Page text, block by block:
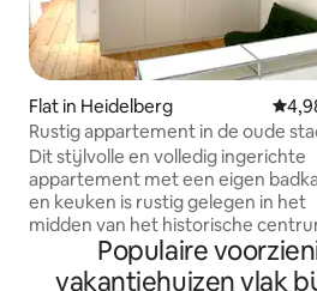
Flat in Heidelberg
Rustig appartement in de oude
Heidelberg
Dit stijlvolle en volledig ingerichte
appartement met een eigen
en keuken is rustig gelegen in het
midden van het historische
Heidelberg. De grote kamer heeft
bed van 160x200 cm, bergruimte,
Populaire
vakantiehuizen vlak